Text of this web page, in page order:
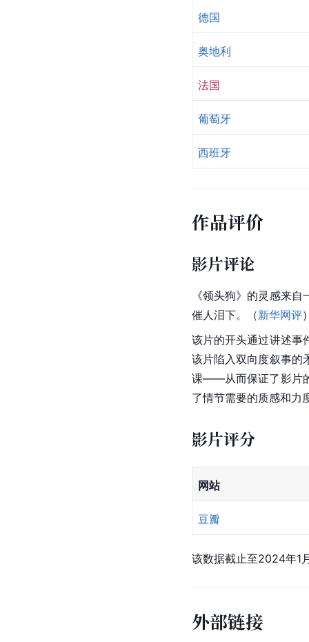
德国
奥地利
法国
葡萄牙
西班牙
作品评价
影片评论
《领头狗》的灵感来
催人泪下。（新华网评
该片的开头通过讲述事
该片陷入双向度叙事的
课——从而保证了影片
了情节需要的质感和力
影片评分
网站
豆瓣
该数据截止至2024年1
外部链接